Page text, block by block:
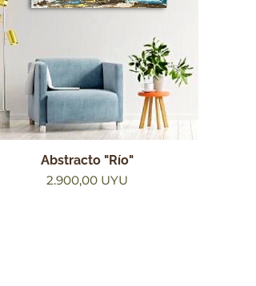
Abstracto "Río"
2.900,00 UYU